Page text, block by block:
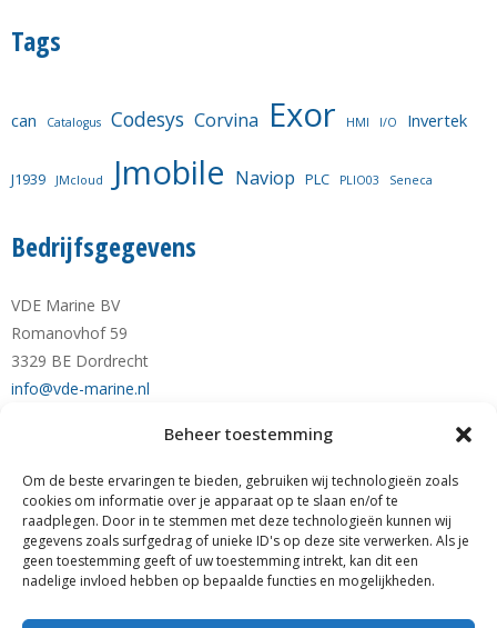
Beheer toestemming
Om de beste ervaringen te bieden, gebruiken wij technologieën zoals
cookies om informatie over je apparaat op te slaan en/of te
raadplegen. Door in te stemmen met deze technologieën kunnen wij
gegevens zoals surfgedrag of unieke ID's op deze site verwerken. Als je
geen toestemming geeft of uw toestemming intrekt, kan dit een
nadelige invloed hebben op bepaalde functies en mogelijkheden.
Tags
can Catalogus Codesys Corvina Exor HMI I/O Invertek
J1939 JMcloud Jmobile Naviop PLC PLIO03 Seneca
Bedrijfsgegevens
VDE Marine BV
Romanovhof 59
3329 BE Dordrecht
info@vde-marine.nl
Telefoon +31-(0)78-6 21 43 64
Mobiel +31-(0)6-28 1230 28
KvK nr. 77777190
RABO NL89 RABO 0122 0423 01
BTW nr. NL861140205B01